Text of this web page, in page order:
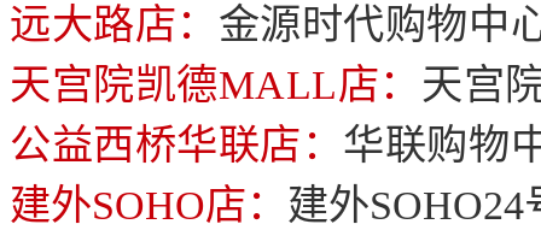
远大路店： 金源时代购物中
天宫院凯德MALL店： 天宫
公益西桥华联店： 华联购物
建外SOHO店： 建外SOHO24